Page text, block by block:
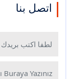
اتصل بنا